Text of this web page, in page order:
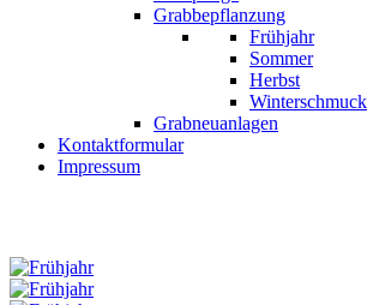
Grabbepflanzung
Frühjahr
Sommer
Herbst
Winterschmuck
Grabneuanlagen
Kontaktformular
Impressum